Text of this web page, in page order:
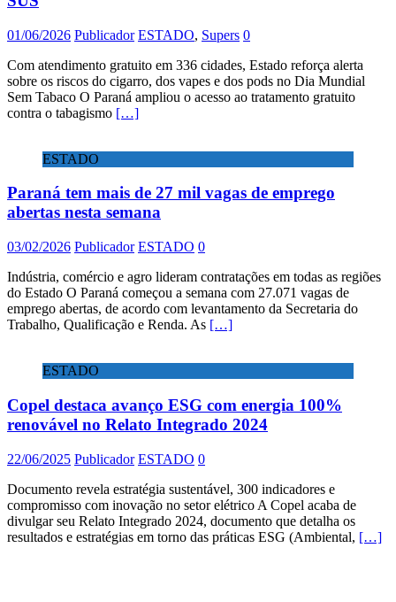
01/06/2026 Publicador ESTADO, Supers 0
Com atendimento gratuito em 336 cidades, Estado reforça alerta
sobre os riscos do cigarro, dos vapes e dos pods no Dia Mundial
Sem Tabaco O Paraná ampliou o acesso ao tratamento gratuito
contra o tabagismo […]
ESTADO
Paraná tem mais de 27 mil vagas de emprego
abertas nesta semana
03/02/2026 Publicador ESTADO 0
Indústria, comércio e agro lideram contratações em todas as regiões
do Estado O Paraná começou a semana com 27.071 vagas de
emprego abertas, de acordo com levantamento da Secretaria do
Trabalho, Qualificação e Renda. As […]
ESTADO
Copel destaca avanço ESG com energia 100%
renovável no Relato Integrado 2024
22/06/2025 Publicador ESTADO 0
Documento revela estratégia sustentável, 300 indicadores e
compromisso com inovação no setor elétrico A Copel acaba de
divulgar seu Relato Integrado 2024, documento que detalha os
resultados e estratégias em torno das práticas ESG (Ambiental, […]